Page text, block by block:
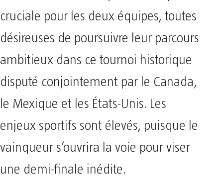
cruciale pour les deux équipes, toutes
désireuses de poursuivre leur parcours
ambitieux dans ce tournoi historique
disputé conjointement par le Canada,
le Mexique et les États-Unis. Les
enjeux sportifs sont élevés, puisque le
vainqueur s’ouvrira la voie pour viser
une demi-finale inédite.